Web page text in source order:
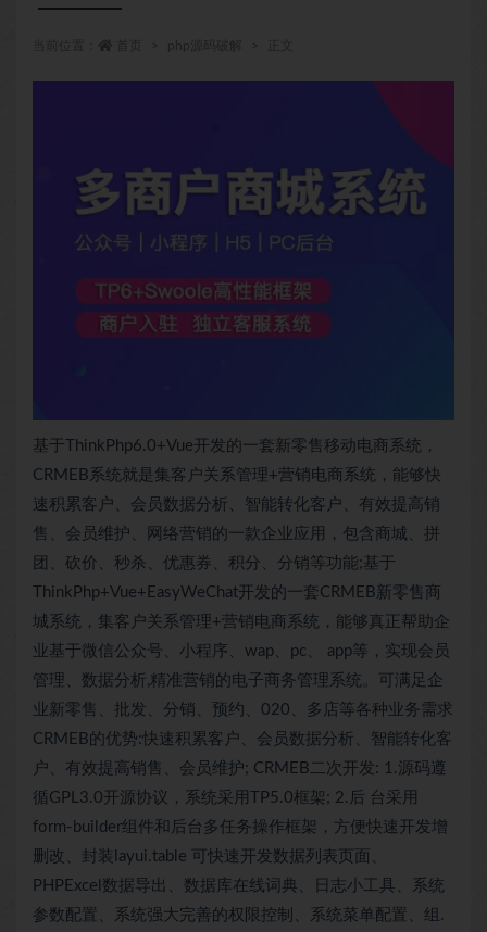
基于ThinkPhp6.0+Vue开发的一套新零售移动电商系统，
CRMEB系统就是集客户关系管理+营销电商系统，能够快
速积累客户、会员数据分析、智能转化客户、有效提高销
售、会员维护、网络营销的一款企业应用，包含商城、拼
团、砍价、秒杀、优惠券、积分、分销等功能;基于
ThinkPhp+Vue+EasyWeChat开发的一套CRMEB新零售商
城系统，集客户关系管理+营销电商系统，能够真正帮助企
业基于微信公众号、小程序、wap、pc、 app等，实现会员
管理、数据分析,精准营销的电子商务管理系统。可满足企
业新零售、批发、分销、预约、020、多店等各种业务需求
CRMEB的优势:快速积累客户、会员数据分析、智能转化客
户、有效提高销售、会员维护; CRMEB二次开发: 1.源码遵
循GPL3.0开源协议，系统采用TP5.0框架; 2.后 台采用
form-builder组件和后台多任务操作框架，方便快速开发增
删改、封装layui.table 可快速开发数据列表页面、
PHPExcel数据导出、数据库在线词典、日志小工具、系统
参数配置、系统强大完善的权限控制、系统菜单配置、组.